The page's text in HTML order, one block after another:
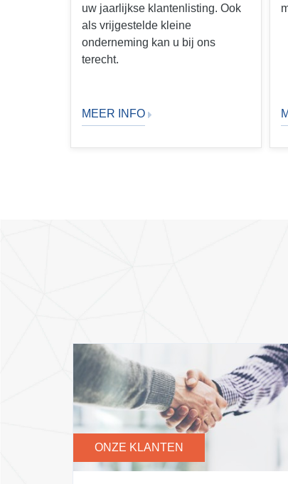
uw jaarlijkse klantenlisting. Ook
als vrijgestelde kleine
onderneming kan u bij ons
terecht.
MEER INFO
ONZE KLANTEN